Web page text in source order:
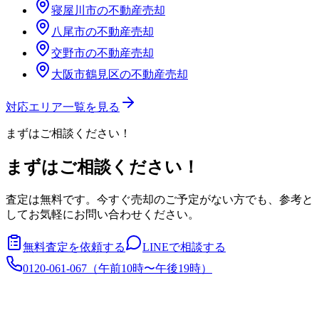
寝屋川市の不動産売却
八尾市の不動産売却
交野市の不動産売却
大阪市鶴見区の不動産売却
対応エリア一覧を見る
まずはご相談ください！
まずはご相談ください！
査定は無料です。今すぐ売却のご予定がない方でも、参考と
してお気軽にお問い合わせください。
無料査定を依頼する
LINEで相談する
0120-061-067 （午前10時〜午後19時）